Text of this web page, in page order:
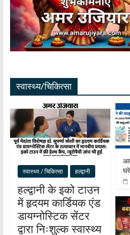
स्वास्थ्य/चिकित्सा
स्वास्थ्य / चिकित्सा हल्द्वानी
हल्द्वानी के इको टाउन
में हृदयम कार्डियक एंड
डायग्नोस्टिक सेंटर
द्वारा निःशुल्क स्वास्थ्य